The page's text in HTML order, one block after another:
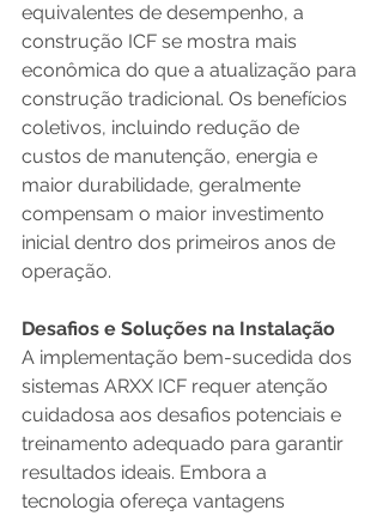
equivalentes de desempenho, a
construção ICF se mostra mais
econômica do que a atualização para
construção tradicional. Os benefícios
coletivos, incluindo redução de
custos de manutenção, energia e
maior durabilidade, geralmente
compensam o maior investimento
inicial dentro dos primeiros anos de
operação.
Desafios e Soluções na Instalação
A implementação bem-sucedida dos
sistemas ARXX ICF requer atenção
cuidadosa aos desafios potenciais e
treinamento adequado para garantir
resultados ideais. Embora a
tecnologia ofereça vantagens